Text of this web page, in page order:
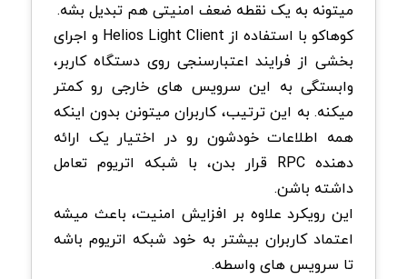
میتونه به یک نقطه ضعف امنیتی هم تبدیل بشه.
کوهاکو با استفاده از Helios Light Client و اجرای
بخشی از فرایند اعتبارسنجی روی دستگاه کاربر،
وابستگی به این سرویس های خارجی رو کمتر
میکنه. به این ترتیب، کاربران میتونن بدون اینکه
همه اطلاعات خودشون رو در اختیار یک ارائه
دهنده RPC قرار بدن، با شبکه اتریوم تعامل
داشته باشن.
این رویکرد علاوه بر افزایش امنیت، باعث میشه
اعتماد کاربران بیشتر به خود شبکه اتریوم باشه
تا سرویس های واسطه.